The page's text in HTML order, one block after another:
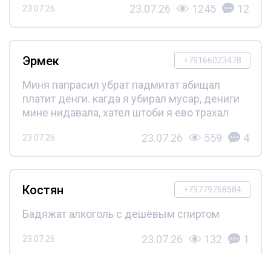
23.07.26 23.07.26 1245 12
+79166023478
Эрмек
Миня папрасил убрат падмитат абищал
платит денги. кагда я убирал мусар, дениги
мине нидавала, хател штоби я ево трахал
23.07.26 23.07.26 559 4
+79779768584
Костян
Бадяжат алкоголь с дешёвым спиртом
23.07.26 23.07.26 132 1